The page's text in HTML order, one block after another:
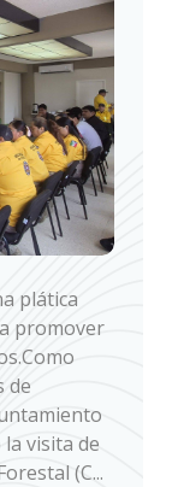
plática
promover
de
visita de
(C...